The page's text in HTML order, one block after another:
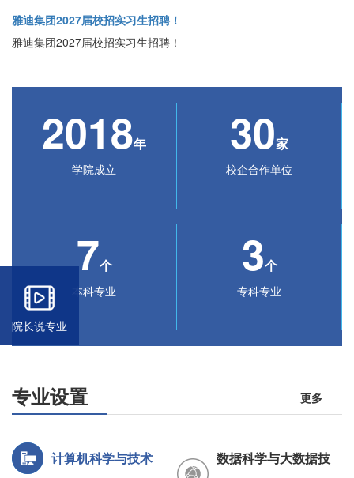
雅迪集团2027届校招实习生招聘！
雅迪集团2027届校招实习生招聘！
2018年
学院成立
30家
校企合作单位
7个
本科专业
3个
专科专业
专业设置 更多
计算机科学与技术
数据科学与大数据技
院长说专业